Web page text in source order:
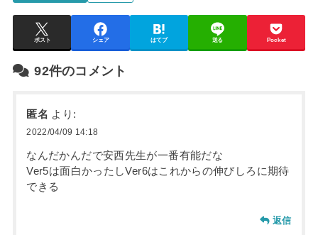
ポスト シェア はてブ 送る Pocket
92件のコメント
匿名 より:
2022/04/09 14:18
なんだかんだで安西先生が一番有能だな
Ver5は面白かったしVer6はこれからの伸びしろに期待
できる
返信